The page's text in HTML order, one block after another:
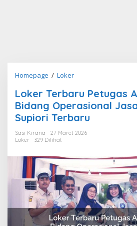
Homepage / LokerLoker
Petugas
Administrasi
Bidang
Jasa
Supiori
Terbaru
Loker Terbaru Petugas
Bidang Operasional
Supiori Terbaru
Sasi Kirana
27 Maret 2026
Loker
329 Dilihat